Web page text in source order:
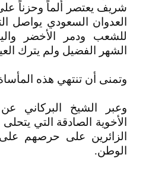
شريف يعتصر ألماً وحزناً
العدوان السعودي يواصل
للشعب ودمر الأخضر
الشهر الفضيل ولم يترك
وتمنى أن تنتهي هذه
وعبر الشيخ البركاني
الأخوية الصادقة التي
الزائرين على حرصهم
الوطن.